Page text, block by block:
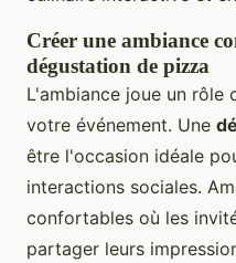
Créer une ambiance
dégustation de pizza
L'ambiance joue un rôle
votre événement. Une
être l'occasion idéale
interactions sociales.
confortables où les
partager leurs